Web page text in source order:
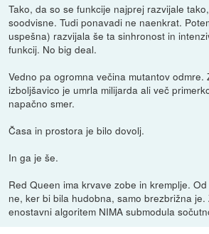
Tako, da so se funkcije najprej razvijale
soodvisne. Tudi ponavadi ne naenkrat.
uspešna) razvijala še ta sinhronost in
funkcij. No big deal.
Vedno pa ogromna večina mutantov odmre.
izboljšavico je umrla milijarda ali več
napačno smer.
Časa in prostora je bilo dovolj.
In ga je še.
Red Queen ima krvave zobe in kremplje.
ne, ker bi bila hudobna, samo brezbrižna je.
enostavni algoritem NIMA submodula